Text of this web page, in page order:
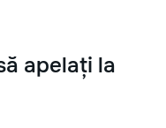
apelați la